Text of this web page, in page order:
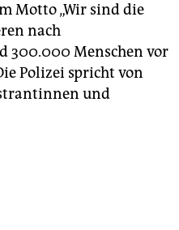
Motto „Wir sind die
nach
300.000 Menschen vor
Polizei spricht von
und